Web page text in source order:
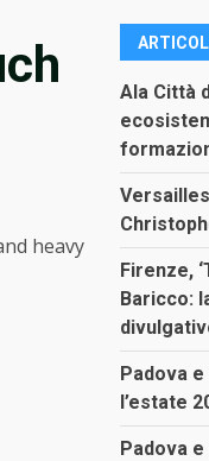
heavy
Ala Città
Firenze,
Baricco:
Padova
l’estate
Padova